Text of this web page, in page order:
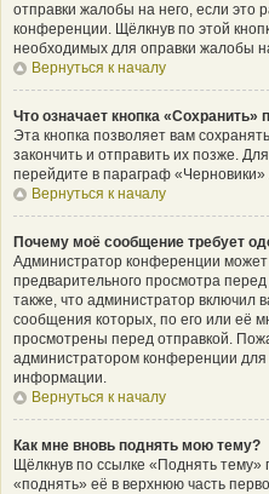
отправки жалобы на него, если это
конференции. Щёлкнув по этой
необходимых для оправки жалобы
Вернуться к началу
Что означает кнопка «Сохранить»
Эта кнопка позволяет вам
закончить и отправить их позже.
перейдите в параграф «Черновики»
Вернуться к началу
Почему моё сообщение требует
Администратор конференции
предварительного просмотра
также, что администратор включил
сообщения которых, по его или её
просмотрены перед отправкой.
администратором конференции
информации.
Вернуться к началу
Как мне вновь поднять мою тему?
Щёлкнув по ссылке «Поднять
«поднять» её в верхнюю часть